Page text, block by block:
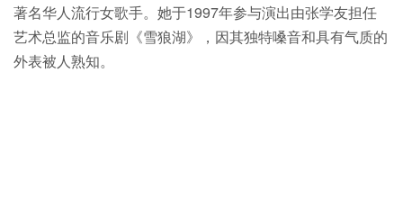
著名华人流行女歌手。她于1997年参与演出由张学友担任
艺术总监的音乐剧《雪狼湖》，因其独特嗓音和具有气质的
外表被人熟知。